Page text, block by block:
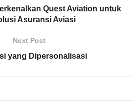
Quest Aviation untuk
Asuransi Aviasi
Next Post
yang Dipersonalisasi